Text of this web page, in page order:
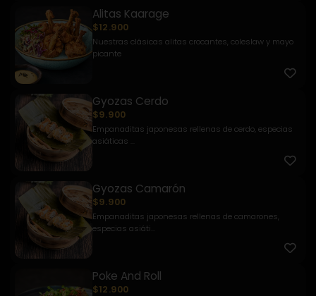
Alitas Kaarage
$12.900
Nuestras clásicas alitas crocantes, coleslaw y mayo
picante
Gyozas Cerdo
$9.900
Empanaditas japonesas rellenas de cerdo, especias
asiáticas ...
Gyozas Camarón
$9.900
Empanaditas japonesas rellenas de camarones,
especias asiáti...
Poke And Roll
$12.900